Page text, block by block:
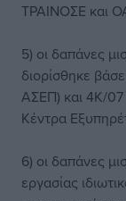
ΤΡΑΙΝΟΣΕ και
5) οι δαπάνες
διορίσθηκε
ΑΣΕΠ) και 4Κ/07
Κέντρα
6) οι δαπάνες
εργασίας